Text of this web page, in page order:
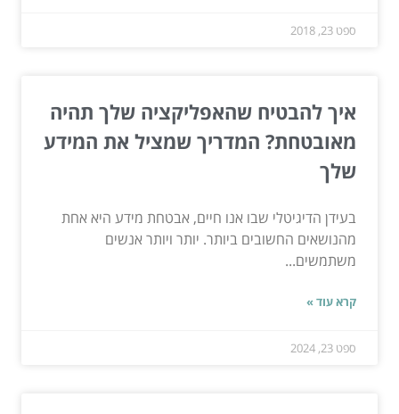
ספט 23, 2018
איך להבטיח שהאפליקציה שלך תהיה
מאובטחת? המדריך שמציל את המידע
שלך
בעידן הדיגיטלי שבו אנו חיים, אבטחת מידע היא אחת
מהנושאים החשובים ביותר. יותר ויותר אנשים
משתמשים...
קרא עוד »
ספט 23, 2024